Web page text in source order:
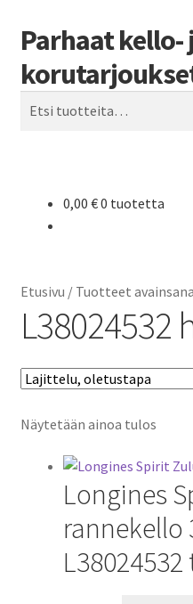
Siirry
navigointiin
Siirry
sisältöön
Parhaat kello-
Haku
0,00 €0 tuotetta
Etusivu / Tuotteet
L38024532
Näytetään ainoa tulos
Longines
rannekello